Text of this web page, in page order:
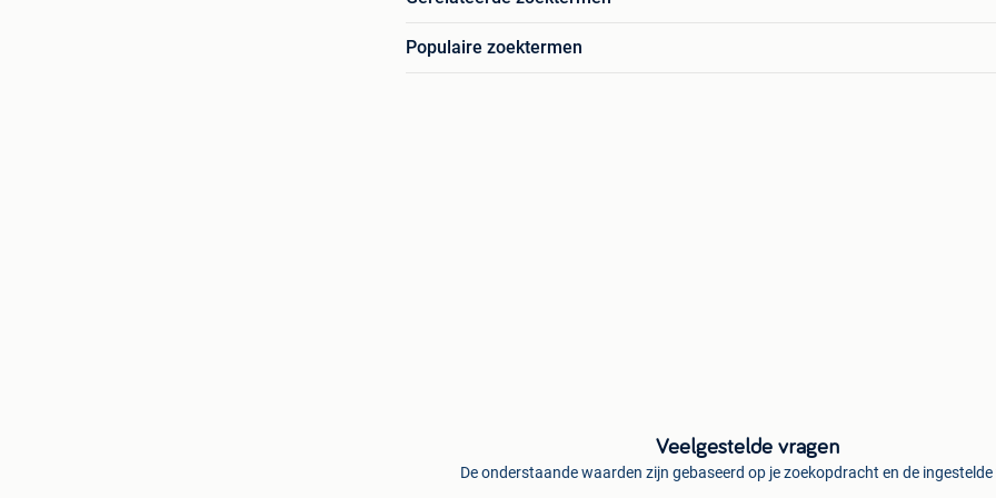
Populaire zoektermen
Veelgestelde vragen
De onderstaande waarden zijn gebaseerd op je zoekopdracht en de